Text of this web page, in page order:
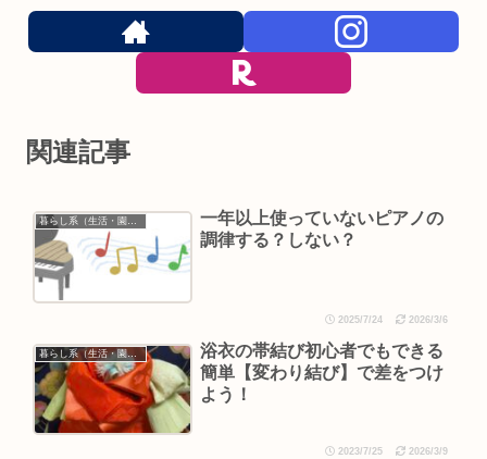
関連記事
一年以上使っていないピアノの
調律する？しない？
2025/7/24 2026/3/6
暮らし系（生活・園芸など）
浴衣の帯結び初心者でもできる
簡単【変わり結び】で差をつけ
よう！
2023/7/25 2026/3/9